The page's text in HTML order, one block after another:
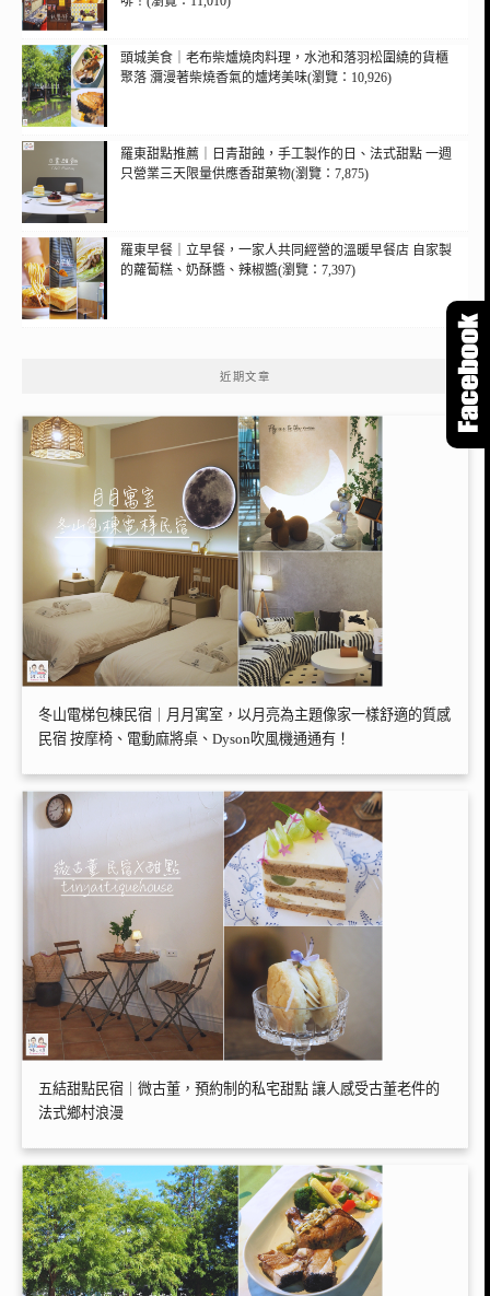
頭城美食｜老布柴爐燒肉料理，水池和落羽松圍繞的貨櫃
聚落 瀰漫著柴燒香氣的爐烤美味(瀏覽：10,926)
羅東甜點推薦｜日青甜蝕，手工製作的日、法式甜點 一週
只營業三天限量供應香甜菓物(瀏覽：7,875)
羅東早餐｜立早餐，一家人共同經營的溫暖早餐店 自家製
的蘿蔔糕、奶酥醬、辣椒醬(瀏覽：7,397)
近期文章
冬山電梯包棟民宿｜月月寓室，以月亮為主題像家一樣舒適的質感
民宿 按摩椅、電動麻將桌、Dyson吹風機通通有！
五結甜點民宿｜微古董，預約制的私宅甜點 讓人感受古董老件的
法式鄉村浪漫